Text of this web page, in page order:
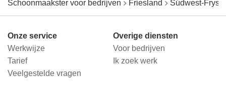
Schoonmaakster voor bedrijven Friesland Súdwest-
Onze service
Werkwijze
Tarief
Veelgestelde vragen
Overige diensten
Voor bedrijven
Ik zoek werk